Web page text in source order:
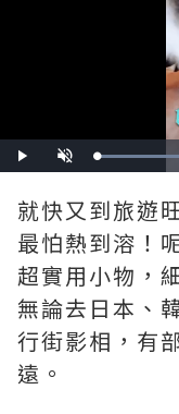
Play Unmute
就快又到旅遊
最怕熱到溶！
超實用小物，
無論去日本、
行街影相，有
遠。